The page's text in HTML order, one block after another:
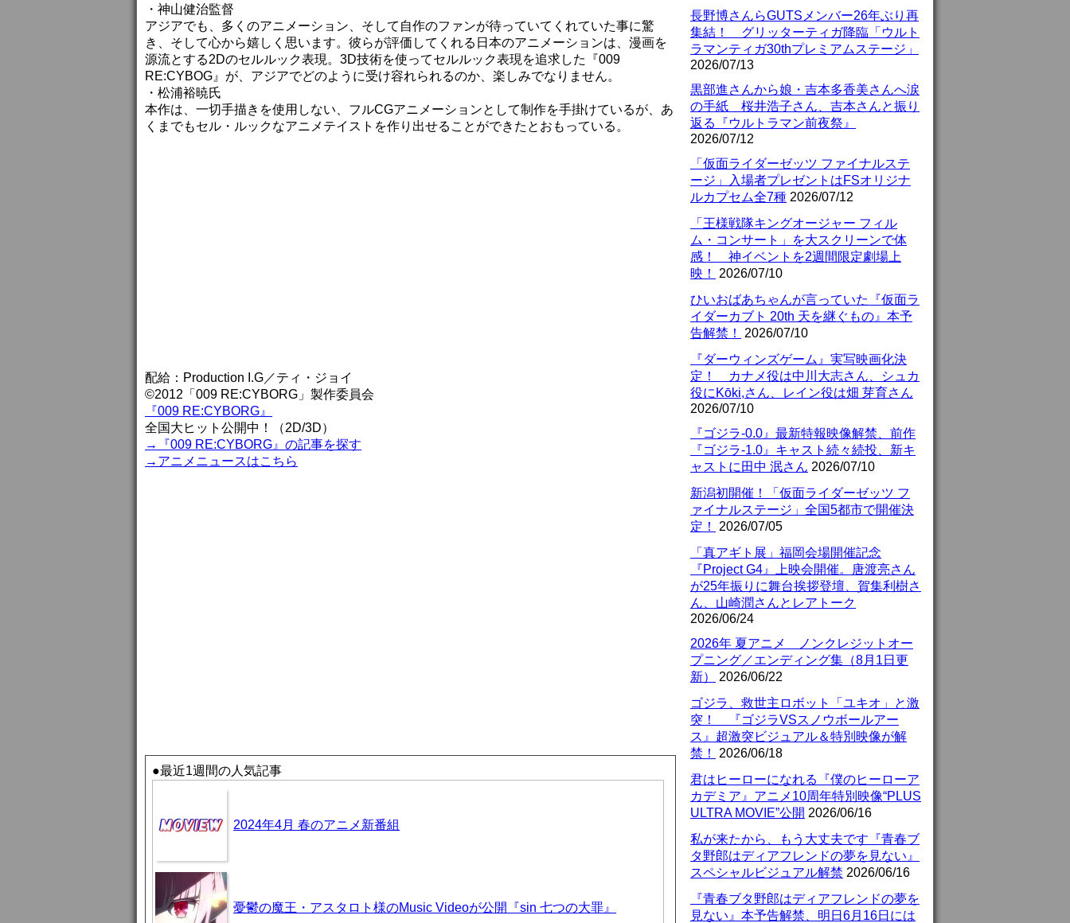
・神山健治監督
アジアでも、多くのアニメーション、そして自作のファンが待っていてくれていた事に驚
き、そして心から嬉しく思います。彼らが評価してくれる日本のアニメーションは、漫画を
源流とする2Dのセルルック表現。3D技術を使ってセルルック表現を追求した『009
RE:CYBOG』が、アジアでどのように受け容れられるのか、楽しみでなりません。
・松浦裕暁氏
本作は、一切手描きを使用しない、フルCGアニメーションとして制作を手掛けているが、あ
くまでもセル・ルックなアニメテイストを作り出せることができたとおもっている。
配給：Production I.G／ティ・ジョイ
©2012「009 RE:CYBORG」製作委員会
『009 RE:CYBORG』
全国大ヒット公開中！（2D/3D）
→『009 RE:CYBORG』の記事を探す
→アニメニュースはこちら
●最近1週間の人気記事
2024年4月 春のアニメ新番組
憂鬱の魔王・アスタロト様のMusic Videoが公開『sin 七つの大罪』
長野博さんらGUTSメンバー26年ぶり再
集結！ グリッターティガ降臨「ウルト
ラマンティガ30thプレミアムステージ」
2026/07/13
黒部進さんから娘・吉本多香美さんへ涙
の手紙 桜井浩子さん、吉本さんと振り
返る『ウルトラマン前夜祭』
2026/07/12
「仮面ライダーゼッツ ファイナルステ
ージ」入場者プレゼントはFSオリジナ
ルカプセム全7種 2026/07/12
「王様戦隊キングオージャー フィル
ム・コンサート」を大スクリーンで体
感！ 神イベントを2週間限定劇場上
映！
2026/07/10
ひいおばあちゃんが言っていた『仮面ラ
イダーカブト 20th 天を継ぐもの』本予
告解禁！
2026/07/10
『ダーウィンズゲーム』実写映画化決
定！ カナメ役は中川大志さん、シュカ
役にKōki,さん、レイン役は畑 芽育さん
2026/07/10
『ゴジラ-0.0』最新特報映像解禁、前作
『ゴジラ-1.0』キャスト続々続投、新キ
ャストに田中 泯さん 2026/07/10
新潟初開催！「仮面ライダーゼッツ フ
ァイナルステージ」全国5都市で開催決
定！
2026/07/05
「真アギト展」福岡会場開催記念
『Project G4』上映会開催。唐渡亮さん
が25年振りに舞台挨拶登壇、賀集利樹さ
ん、山崎潤さんとレアトーク
2026/06/24
2026年 夏アニメ ノンクレジットオー
プニング／エンディング集（8月1日更
新）
2026/06/22
ゴジラ、救世主ロボット「ユキオ」と激
突！ 『ゴジラVSスノウボールアー
ス』超激突ビジュアル＆特別映像が解
禁！
2026/06/18
君はヒーローになれる『僕のヒーローア
カデミア』アニメ10周年特別映像“PLUS
ULTRA MOVIE”公開 2026/06/16
私が来たから、もう大丈夫です『青春ブ
タ野郎はディアフレンドの夢を見ない』
スペシャルビジュアル解禁 2026/06/16
『青春ブタ野郎はディアフレンドの夢を
見ない』本予告解禁、明日6月16日には